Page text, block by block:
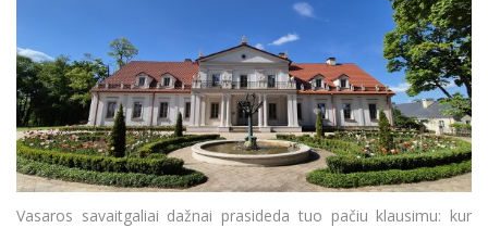
Vasaros savaitgaliai dažnai prasideda tuo pačiu klausimu: kur